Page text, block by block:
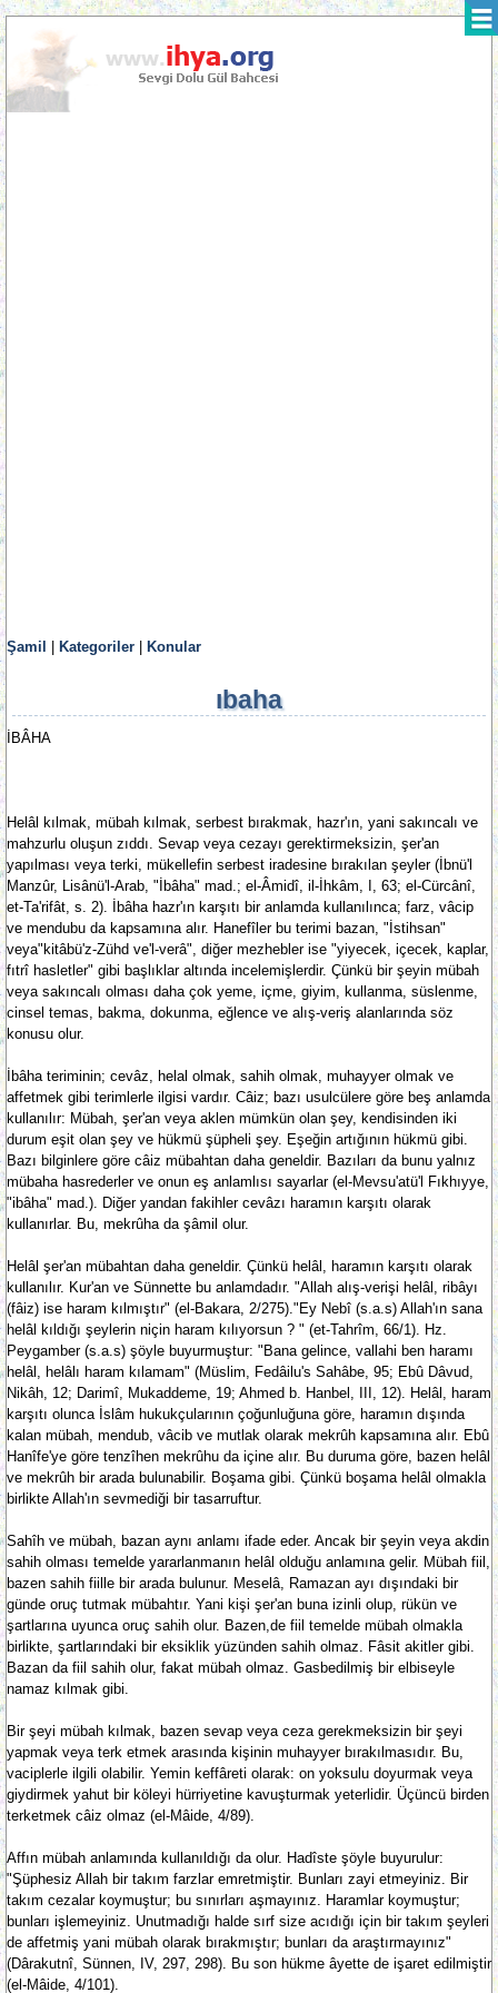
Şamil Kategoriler Konular
ıbaha
İBÂHA
Helâl kılmak, mübah kılmak, serbest bırakmak, hazr'ın, yani sakıncalı ve
mahzurlu oluşun zıddı. Sevap veya cezayı gerektirmeksizin, şer'an
yapılması veya terki, mükellefin serbest iradesine bırakılan şeyler (İbnü'l
Manzûr, Lisânü'l-Arab, "İbâha" mad.; el-Âmidî, il-İhkâm, I, 63; el-Cürcânî,
et-Ta'rifât, s. 2). İbâha hazr'ın karşıtı bir anlamda kullanılınca; farz, vâcip
ve mendubu da kapsamına alır. Hanefîler bu terimi bazan, "İstihsan"
veya"kitâbü'z-Zühd ve'l-verâ", diğer mezhebler ise "yiyecek, içecek, kaplar,
fıtrî hasletler" gibi başlıklar altında incelemişlerdir. Çünkü bir şeyin mübah
veya sakıncalı olması daha çok yeme, içme, giyim, kullanma, süslenme,
cinsel temas, bakma, dokunma, eğlence ve alış-veriş alanlarında söz
konusu olur.
İbâha teriminin; cevâz, helal olmak, sahih olmak, muhayyer olmak ve
affetmek gibi terimlerle ilgisi vardır. Câiz; bazı usulcülere göre beş anlamda
kullanılır: Mübah, şer'an veya aklen mümkün olan şey, kendisinden iki
durum eşit olan şey ve hükmü şüpheli şey. Eşeğin artığının hükmü gibi.
Bazı bilginlere göre câiz mübahtan daha geneldir. Bazıları da bunu yalnız
mübaha hasrederler ve onun eş anlamlısı sayarlar (el-Mevsu'atü'l Fıkhıyye,
"ibâha" mad.). Diğer yandan fakihler cevâzı haramın karşıtı olarak
kullanırlar. Bu, mekrûha da şâmil olur.
Helâl şer'an mübahtan daha geneldir. Çünkü helâl, haramın karşıtı olarak
kullanılır. Kur'an ve Sünnette bu anlamdadır. "Allah alış-verişi helâl, ribâyı
(fâiz) ise haram kılmıştır" (el-Bakara, 2/275)."Ey Nebî (s.a.s) Allah'ın sana
helâl kıldığı şeylerin niçin haram kılıyorsun ? " (et-Tahrîm, 66/1). Hz.
Peygamber (s.a.s) şöyle buyurmuştur: "Bana gelince, vallahi ben haramı
helâl, helâlı haram kılamam" (Müslim, Fedâilu's Sahâbe, 95; Ebû Dâvud,
Nikâh, 12; Darimî, Mukaddeme, 19; Ahmed b. Hanbel, III, 12). Helâl, haram
karşıtı olunca İslâm hukukçularının çoğunluğuna göre, haramın dışında
kalan mübah, mendub, vâcib ve mutlak olarak mekrûh kapsamına alır. Ebû
Hanîfe'ye göre tenzîhen mekrûhu da içine alır. Bu duruma göre, bazen helâl
ve mekrûh bir arada bulunabilir. Boşama gibi. Çünkü boşama helâl olmakla
birlikte Allah'ın sevmediği bir tasarruftur.
Sahîh ve mübah, bazan aynı anlamı ifade eder. Ancak bir şeyin veya akdin
sahih olması temelde yararlanmanın helâl olduğu anlamına gelir. Mübah fiil,
bazen sahih fiille bir arada bulunur. Meselâ, Ramazan ayı dışındaki bir
günde oruç tutmak mübahtır. Yani kişi şer'an buna izinli olup, rükün ve
şartlarına uyunca oruç sahih olur. Bazen,de fiil temelde mübah olmakla
birlikte, şartlarındaki bir eksiklik yüzünden sahih olmaz. Fâsit akitler gibi.
Bazan da fiil sahih olur, fakat mübah olmaz. Gasbedilmiş bir elbiseyle
namaz kılmak gibi.
Bir şeyi mübah kılmak, bazen sevap veya ceza gerekmeksizin bir şeyi
yapmak veya terk etmek arasında kişinin muhayyer bırakılmasıdır. Bu,
vaciplerle ilgili olabilir. Yemin keffâreti olarak: on yoksulu doyurmak veya
giydirmek yahut bir köleyi hürriyetine kavuşturmak yeterlidir. Üçüncü birden
terketmek câiz olmaz (el-Mâide, 4/89).
Affın mübah anlamında kullanıldığı da olur. Hadîste şöyle buyurulur:
"Şüphesiz Allah bir takım farzlar emretmiştir. Bunları zayi etmeyiniz. Bir
takım cezalar koymuştur; bu sınırları aşmayınız. Haramlar koymuştur;
bunları işlemeyiniz. Unutmadığı halde sırf size acıdığı için bir takım şeyleri
de affetmiş yani mübah olarak bırakmıştır; bunları da araştırmayınız"
(Dârakutnî, Sünnen, IV, 297, 298). Bu son hükme âyette de işaret edilmiştir
(el-Mâide, 4/101).